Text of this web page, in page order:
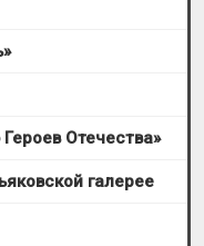
Отечества»
галерее